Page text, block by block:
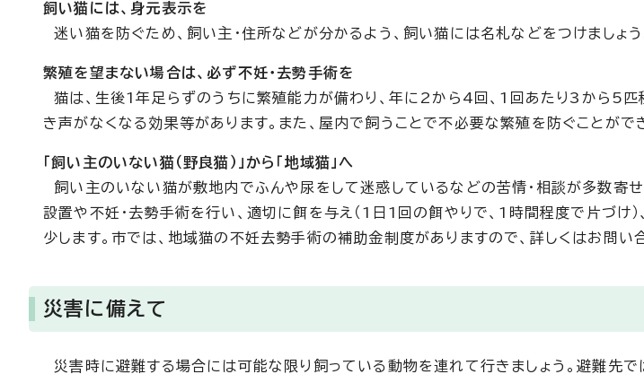
飼い猫には、身元表示を
迷い猫を防ぐため、飼い主・住所などが分かるよう、飼い猫には名札などをつけましょう
繁殖を望まない場合は、必ず不妊・去勢手術を
猫は、生後1年足らずのうちに繁殖能力が備わり、年に2から4回、1回あたり3から5匹
き声がなくなる効果等があります。また、屋内で飼うことで不必要な繁殖を防ぐことがで
「飼い主のいない猫（野良猫）」から「地域猫」へ
飼い主のいない猫が敷地内でふんや尿をして迷惑しているなどの苦情・相談が多数寄
設置や不妊・去勢手術を行い、適切に餌を与え（1日1回の餌やりで、1時間程度で片づ
少します。市では、地域猫の不妊去勢手術の補助金制度がありますので、詳しくはお問い
災害に備えて
災害時に避難する場合には可能な限り飼っている動物を連れて行きましょう。避難先で